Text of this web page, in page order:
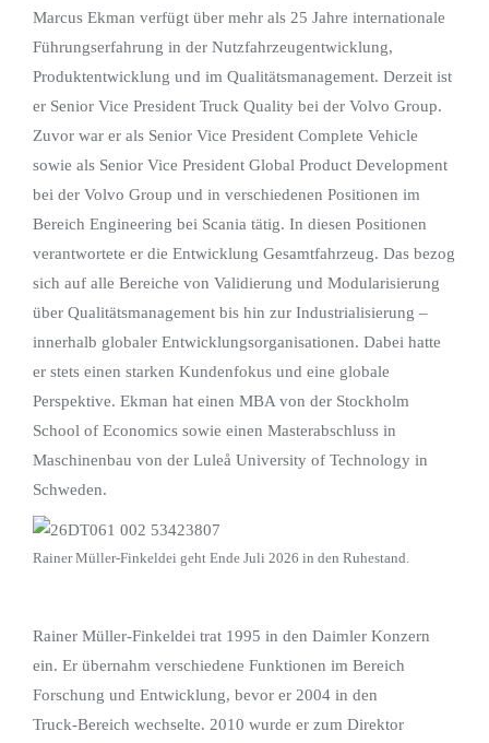
Marcus Ekman verfügt über mehr als 25 Jahre internationale
Führungserfahrung in der Nutzfahrzeugentwicklung,
Produktentwicklung und im Qualitätsmanagement. Derzeit ist
er Senior Vice President Truck Quality bei der Volvo Group.
Zuvor war er als Senior Vice President Complete Vehicle
sowie als Senior Vice President Global Product Development
bei der Volvo Group und in verschiedenen Positionen im
Bereich Engineering bei Scania tätig. In diesen Positionen
verantwortete er die Entwicklung Gesamtfahrzeug. Das bezog
sich auf alle Bereiche von Validierung und Modularisierung
über Qualitätsmanagement bis hin zur Industrialisierung –
innerhalb globaler Entwicklungsorganisationen. Dabei hatte
er stets einen starken Kundenfokus und eine globale
Perspektive. Ekman hat einen MBA von der Stockholm
School of Economics sowie einen Masterabschluss in
Maschinenbau von der Luleå University of Technology in
Schweden.
Rainer Müller-Finkeldei geht Ende Juli 2026 in den Ruhestand.
Rainer Müller‑Finkeldei trat 1995 in den Daimler Konzern
ein. Er übernahm verschiedene Funktionen im Bereich
Forschung und Entwicklung, bevor er 2004 in den
Truck‑Bereich wechselte. 2010 wurde er zum Direktor